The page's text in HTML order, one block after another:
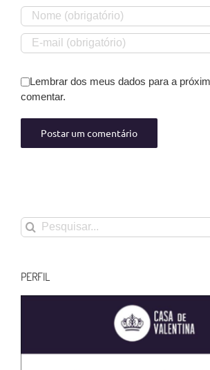
Lembrar dos meus dados para a
comentar.
Buscar
resultados
PERFIL